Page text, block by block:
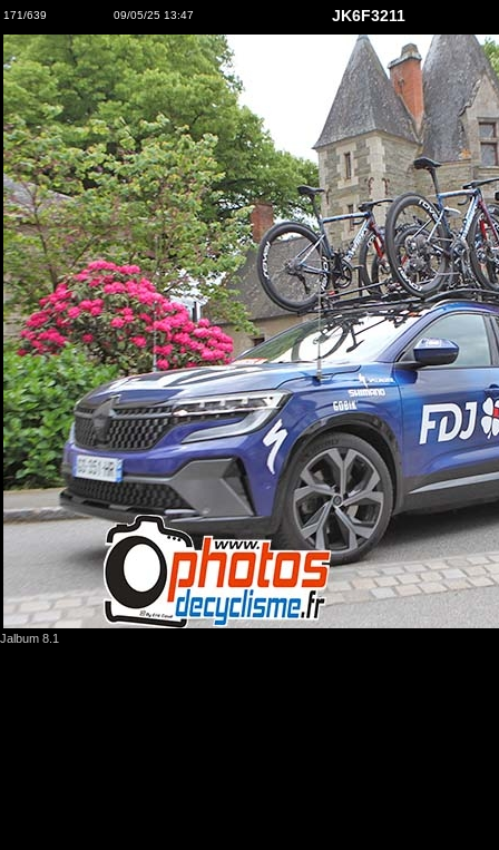
171/639 09/05/25 13:47 JK6F3211
Jalbum 8.1